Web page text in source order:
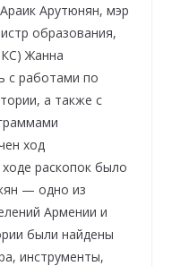
Арутюнян, мэр
образования,
Жанна
с работами по
а также с
ход
раскопок было
— одно из
Армении и
были найдены
инструменты,